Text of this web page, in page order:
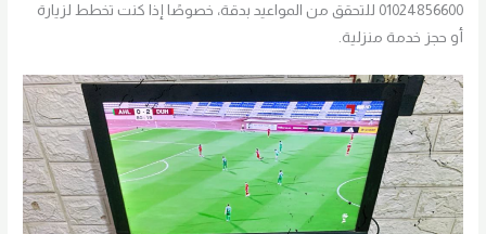
01024856600 للتحقق من المواعيد بدقة، خصوصًا إذا كنت تخطط لزيارة
أو حجز خدمة منزلية.